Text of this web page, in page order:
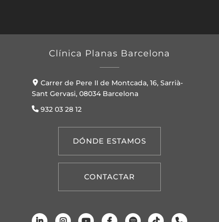
Clínica Planas Barcelona
Carrer de Pere II de Montcada, 16, Sarrià-
Sant Gervasi, 08034 Barcelona
932 03 28 12
DÓNDE ESTAMOS
CONTACTAR